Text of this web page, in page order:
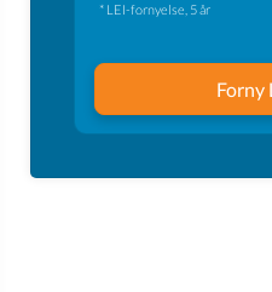
* LEI-fornyelse, 5 år
Forny